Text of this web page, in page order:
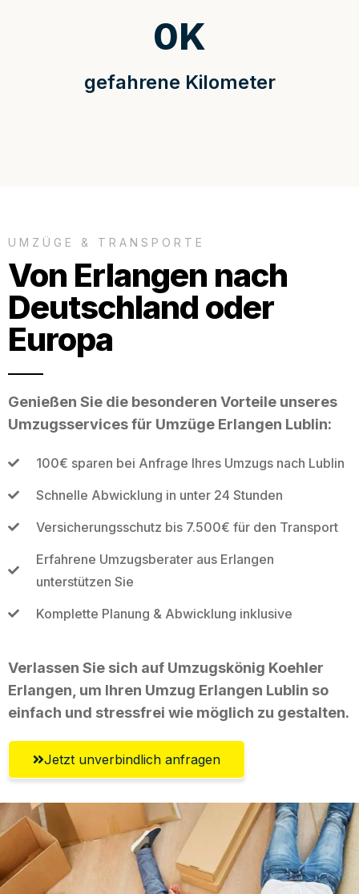
gefahrene Kilometer
0K
UMZÜGE & TRANSPORTE
Von Erlangen nach
Deutschland oder
Europa
Genießen Sie die besonderen Vorteile unseres
Umzugsservices für Umzüge Erlangen Lublin:
100€ sparen bei Anfrage Ihres Umzugs nach Lublin
Schnelle Abwicklung in unter 24 Stunden
Versicherungsschutz bis 7.500€ für den Transport
Erfahrene Umzugsberater aus Erlangen
unterstützen Sie
Komplette Planung & Abwicklung inklusive
Verlassen Sie sich auf Umzugskönig Koehler
Erlangen, um Ihren Umzug Erlangen Lublin so
einfach und stressfrei wie möglich zu gestalten.
Jetzt unverbindlich anfragen